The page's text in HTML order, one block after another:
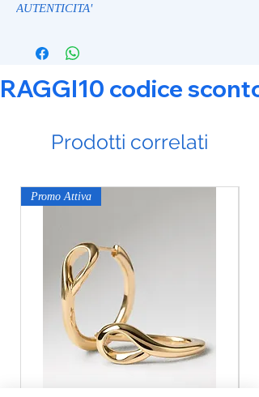
AUTENTICITA'
RAGGI10 codice
Prodotti correlati
Promo Attiva